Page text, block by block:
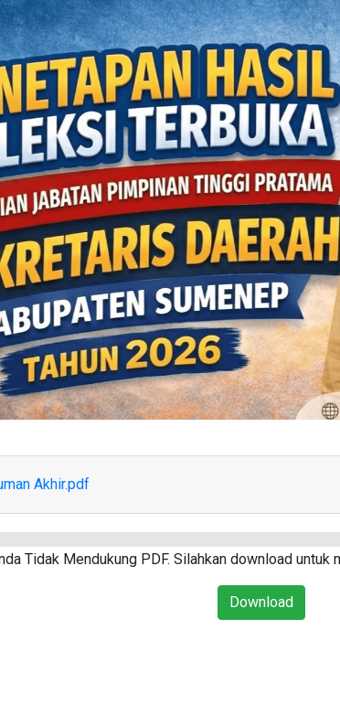
Akhir.pdf
Tidak Mendukung PDF. Silahkan download
Download